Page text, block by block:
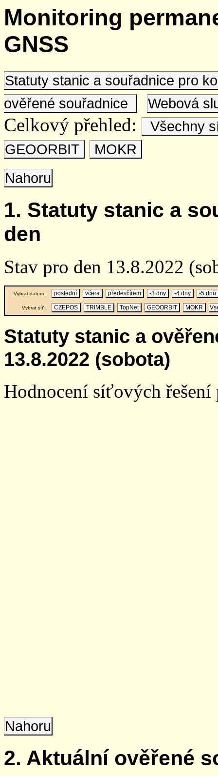
Monitoring
GNSS
Statuty stanic a souřadnice pro
ověřené souřadnice
Webová
Celkový přehled:
Všechny
GEOORBIT
MOKR
Nahoru
1. Statuty stanic a
den
Stav pro den 13.8.2022
Vybrat datum : poslední včera předevčírem -3 dny -4 dny -5 dnů
Vybrat síť : CZEPOS TRIMBLE TopNet GEOORBIT MOKR
Statuty stanic a
13.8.2022 (sobota)
Hodnocení síťových
Nahoru
2. Aktuální ověřené